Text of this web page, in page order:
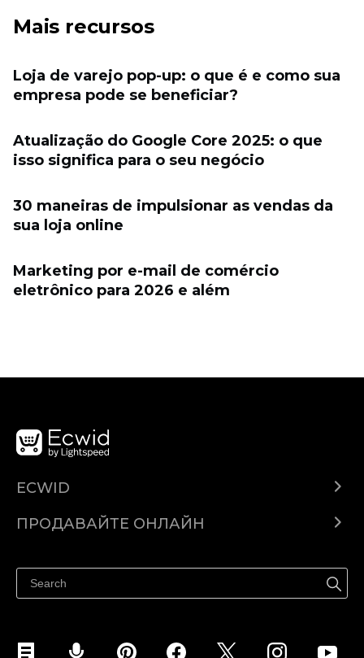
Mais recursos
Loja de varejo pop-up: o que é e como sua
empresa pode se beneficiar?
Atualização do Google Core 2025: o que
isso significa para o seu negócio
30 maneiras de impulsionar as vendas da
sua loja online
Marketing por e-mail de comércio
eletrônico para 2026 e além
ECWID
Помощен център
ПРОДАВАЙТЕ ОНЛАЙН
Продавайте във Facebook
Продавайте в Instagram